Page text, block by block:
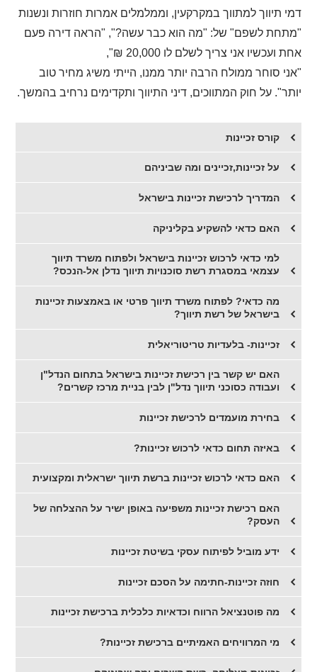
דמי תיווך למתווך במקרקעין, וממלמלים אמרות חוזרות ונשנות
"מתחת לשפם" של: "מה הוא כבר עשה?", "הראה דירה פעם
אחת ועכשיו אני צריך לשלם לו 20,000 ₪",
"אני סוחר ממולח הרבה יותר ממנו, הייתי משיג מחיר טוב
יותר". על חוק המתווכים, דיני התיווך ותקדימים נרחיב בהמשך.
קורס זכיינות
על זכיינות,זכיינים ומה שביניהם
המדריך לרכישת זכיינות בישראל
האם כדאי להשקיע בקליניקה
​למי כדאי לרכוש זכיינות בישראל ולפתוח משרד תיווך
עצמאי במסגרת רשת סוכנויות תיווך נדלן אל-הנכס?
​מה כדאי? לפתוח משרד תיווך פרטי או באמצעות זכיינות
בישראל של רשת תיווך?
זכיינות- בלעדיות טריטוריאלית
האם יש קשר בין רכישת זכיינות בישראל בתחום הנדל"ן
ועבודה כסוכני תיווך נדל"ן לבין בניית מרכז קשרים?
בחירת מועמדים לרכישת זכיינות
באיזה תחום כדאי לרכוש זכיינות?
האם כדאי לרכוש זכיינות ברשת תיווך ישראלית ומקצועית
האם רכישת זכיינות משפיעה באופן ישיר על ההצלחה של
העסק?
ידע מוביל לפיתוח עסקי בשיטת זכיינות
חוזה זכיינות-חתימה על הסכם זכיינות
​מה פוטנציאל הרווח וכדאיות כלכלית ברכישת זכיינות
מי המרוויחים האמיתיים ברכישת זכיינות?